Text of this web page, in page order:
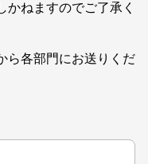
ねますのでご了承く
ら各部門にお送りくだ